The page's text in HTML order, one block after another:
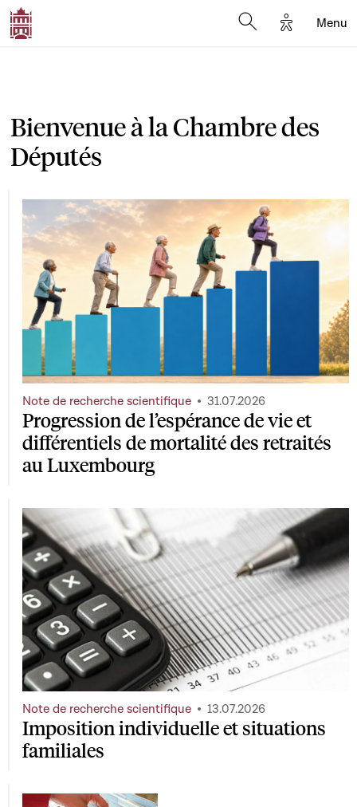
Options
Menu
Bienvenue à la Chambre des
Députés
Progression de l’espérance de vie et
différentiels de mortalité des retraités
au Luxembourg
Note de recherche scientifique 31.07.2026
Imposition individuelle et situations
familiales
Note de recherche scientifique 13.07.2026